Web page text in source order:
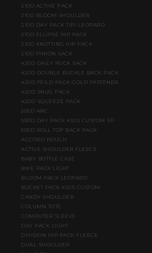
210D ACTIVE PACK
210D BLOOM SHOULDER
210D DAY PACK TIPI LEOPARD
210D ELLIPSE HIP PACK
210D KNOTTING HIP PACK
210D PINION SACK
420D DAILY RUCK SACK
420D DOUBLE BUCKLE BACK PACK
420D FEILD PACK GOLD FASTENER
420D SNUG PACK
420D SQUEEZE PACK
500D ARC
500D DAY PACK KIDS CUSTOM SP
500D ROLL TOP BACK PACK
ACCORD POUCH
ACTIVE SHOULDER FLEECE
BABY BOTTLE CASE
BIKE PACK LIGHT
BLOOM PACK LEOPARD
BUCKET PACK KIDS CUSTOM
CANDY SHOULDER
COLUMN TOTE
COMPUTER SLEEVE
DAY PACK LIGHT
DIVISION HIP PACK FLEECE
DUAL SHOULDER